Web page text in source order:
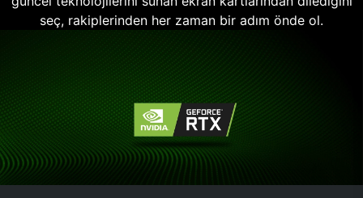
seç, rakiplerinden her zaman bir adım önde ol.